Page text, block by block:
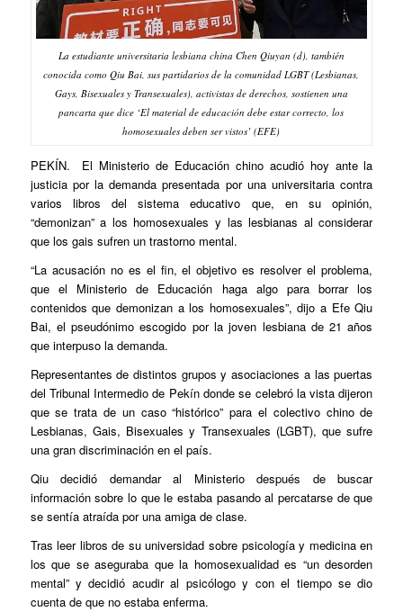
La estudiante universitaria lesbiana china Chen Qiuyan (d), también
conocida como Qiu Bai, sus partidarios de la comunidad LGBT (Lesbianas,
Gays, Bisexuales y Transexuales), activistas de derechos, sostienen una
pancarta que dice ‘El material de educación debe estar correcto, los
homosexuales deben ser vistos’ (EFE)
PEKÍN. El Ministerio de Educación chino acudió hoy ante la
justicia por la demanda presentada por una universitaria contra
varios libros del sistema educativo que, en su opinión,
“demonizan” a los homosexuales y las lesbianas al considerar
que los gais sufren un trastorno mental.
“La acusación no es el fin, el objetivo es resolver el problema,
que el Ministerio de Educación haga algo para borrar los
contenidos que demonizan a los homosexuales”, dijo a Efe Qiu
Bai, el pseudónimo escogido por la joven lesbiana de 21 años
que interpuso la demanda.
Representantes de distintos grupos y asociaciones a las puertas
del Tribunal Intermedio de Pekín donde se celebró la vista dijeron
que se trata de un caso “histórico” para el colectivo chino de
Lesbianas, Gais, Bisexuales y Transexuales (LGBT), que sufre
una gran discriminación en el país.
Qiu decidió demandar al Ministerio después de buscar
información sobre lo que le estaba pasando al percatarse de que
se sentía atraída por una amiga de clase.
Tras leer libros de su universidad sobre psicología y medicina en
los que se aseguraba que la homosexualidad es “un desorden
mental” y decidió acudir al psicólogo y con el tiempo se dio
cuenta de que no estaba enferma.